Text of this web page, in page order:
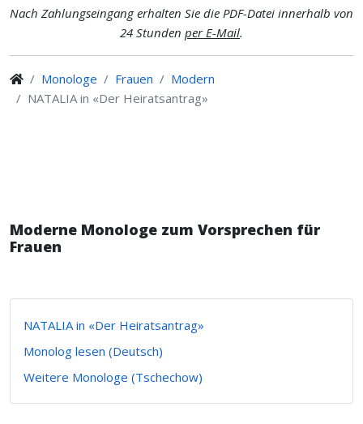
Nach Zahlungseingang erhalten Sie die PDF-Datei innerhalb von
24 Stunden per E-Mail.
Monologe Frauen
Modern
NATALIA in «Der Heiratsantrag»
Moderne Monologe zum Vorsprechen für
Frauen
NATALIA in «Der Heiratsantrag»
Monolog lesen (Deutsch)
Weitere Monologe (Tschechow)